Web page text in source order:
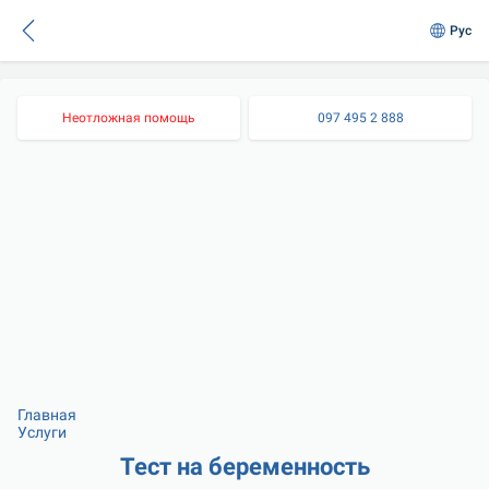
Рус
Неотложная помощь 097 495 2 888
Главная
Услуги
Тест на беременность